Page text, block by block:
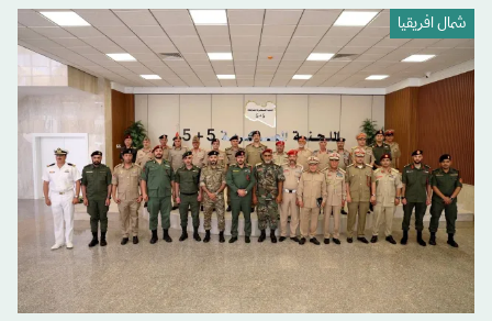
شمال افريقيا